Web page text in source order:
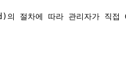
차에 따라 관리자가 직접